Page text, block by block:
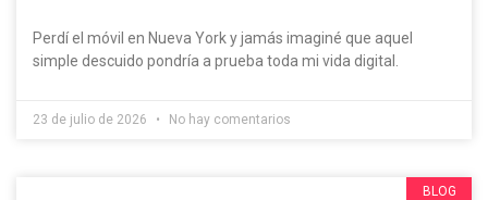
Perdí el móvil en Nueva York y jamás imaginé que aquel
simple descuido pondría a prueba toda mi vida digital.
23 de julio de 2026 No hay comentarios
BLOG